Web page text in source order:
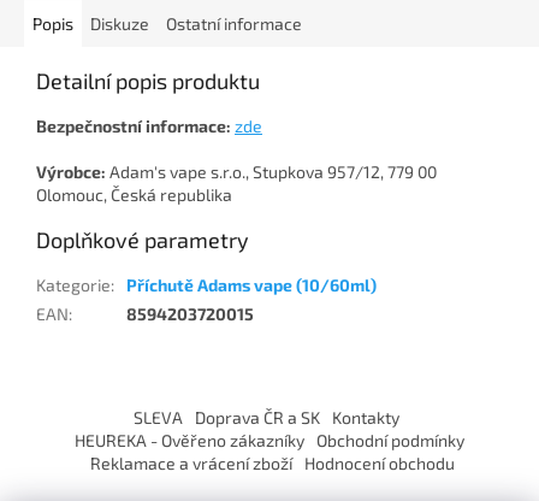
Popis Diskuze Ostatní informace
Detailní popis produktu
Bezpečnostní informace: zde
Výrobce: Adam's vape s.r.o., Stupkova 957/12, 779 00
Olomouc, Česká republika
Doplňkové parametry
Kategorie:
Příchutě Adams vape (10/60ml)
EAN: 8594203720015
SLEVA Doprava ČR a SK
Kontakty
HEUREKA - Ověřeno zákazníky
Obchodní podmínky
Reklamace a vrácení zboží
Hodnocení obchodu